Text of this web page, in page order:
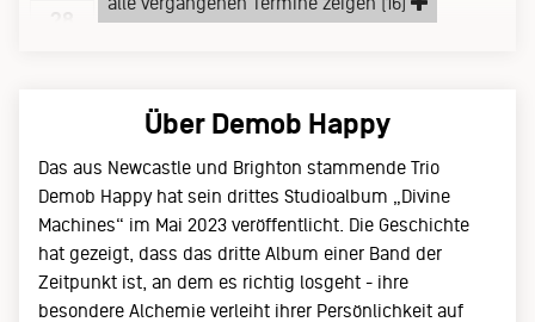
Donnerstag, 28.09.23
Über Demob Happy
Das aus Newcastle und Brighton stammende Trio
Demob Happy hat sein drittes Studioalbum „Divine
Machines“ im Mai 2023 veröffentlicht. Die Geschichte
hat gezeigt, dass das dritte Album einer Band der
Zeitpunkt ist, an dem es richtig losgeht - ihre
besondere Alchemie verleiht ihrer Persönlichkeit auf